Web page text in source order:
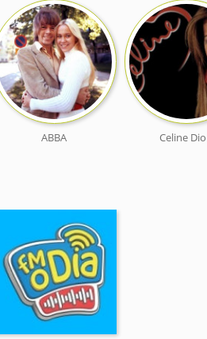
ABBA Celine